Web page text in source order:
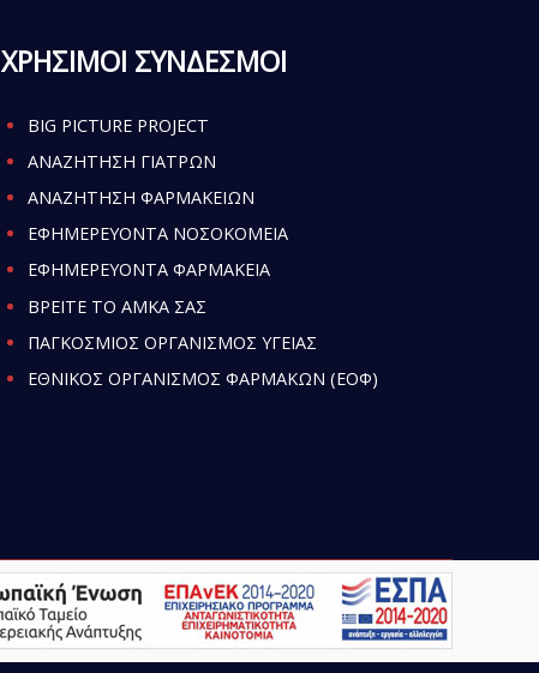
ΧΡΗΣΙΜΟΙ ΣΥΝΔΕΣΜΟΙ
BIG PICTURE PROJECT
ΑΝΑΖΗΤΗΣΗ ΓΙΑΤΡΩΝ
ΑΝΑΖΗΤΗΣΗ ΦΑΡΜΑΚΕΙΩΝ
ΕΦΗΜΕΡΕΥΟΝΤΑ ΝΟΣΟΚΟΜΕΙΑ
ΕΦΗΜΕΡΕΥΟΝΤΑ ΦΑΡΜΑΚΕΙΑ
ΒΡΕΙΤΕ ΤΟ ΑΜΚΑ ΣΑΣ
ΠΑΓΚΟΣΜΙΟΣ ΟΡΓΑΝΙΣΜΟΣ ΥΓΕΙΑΣ
ΕΘΝΙΚΟΣ ΟΡΓΑΝΙΣΜΟΣ ΦΑΡΜΑΚΩΝ (ΕΟΦ)